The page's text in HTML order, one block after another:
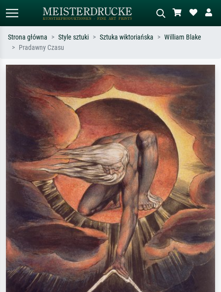
Szukaj wg artysty, tytułu lub stylu – np.
Monet, Gwiaździsta noc,
impresjonizm, fala Hokusaia, akt.
Opisz scenę – np. zielona łąka,
abstrakcja z czerwienią, ciemny olej,
stojący akt obok drzewa.
Strona główna Style sztuki Sztuka wiktoriańska
William Blake
Pradawny Czasu